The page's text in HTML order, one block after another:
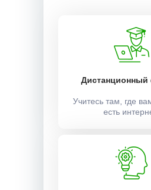
Дистанционный
Учитесь там, где
есть